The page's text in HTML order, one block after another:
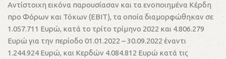
Αντίστοιχη εικόνα παρουσίασαν και τα ενοποιημένα Κέρδη
προ Φόρων και Τόκων (EBIT), τα οποία διαμορφώθηκαν σε
1.057.711 Ευρώ, κατά το τρίτο τρίμηνο 2022 και 4.806.279
Ευρώ για την περίοδο 01.01.2022 – 30.09.2022 έναντι
1.244.924 Ευρώ, και Κερδών 4.084.812 Ευρώ κατά τις